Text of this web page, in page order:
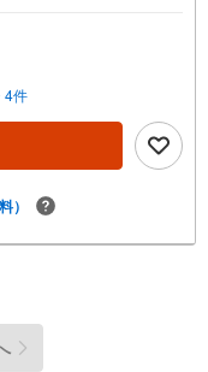
見学がスムーズです。
地下室付きとなります
♪少しでもご興味がご
せくださいませ♪【創
田にて開業し、東京・神
おります。契約件数5万
りました。私達はお客
紹介しておりますが、
説明させていただきま
4件
）